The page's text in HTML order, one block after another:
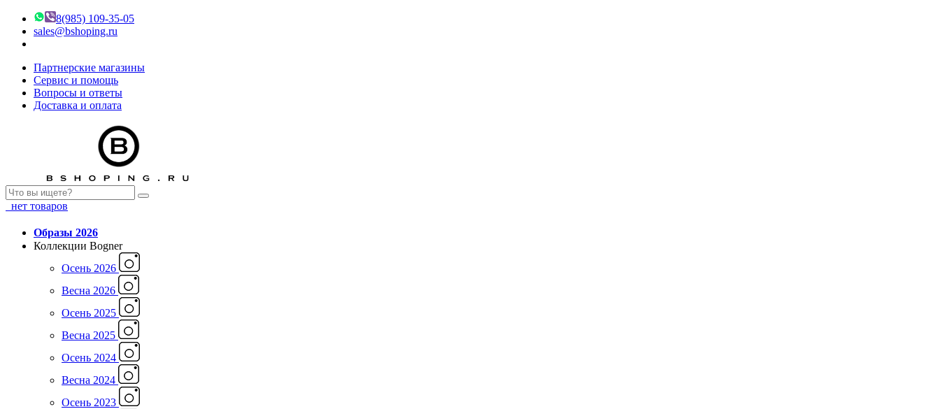
8(985) 109-35-05
sales@bshoping.ru
Партнерские магазины
Сервис и помощь
Вопросы и ответы
Доставка и оплата
нет товаров
Образы 2026
Коллекции Bogner
Осень 2026
Весна 2026
Осень 2025
Весна 2025
Осень 2024
Весна 2024
Осень 2023